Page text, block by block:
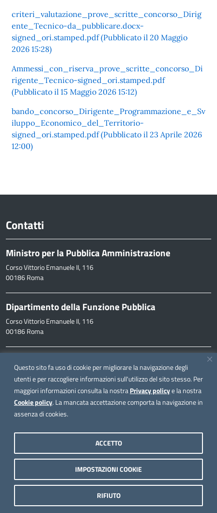
Questo sito fa uso di cookie per migliorare la navigazione degli
utenti e per raccogliere informazioni sull'utilizzo del sito stesso. Per
maggiori informazioni consulta la nostraPrivacy policye la nostra
Cookie policy. La mancata accettazione comporta la navigazione in
assenza di cookies.
IMPOSTAZIONI COOKIE
RIFIUTO
ACCETTO
criteri_valutazione_prove_scritte_concorso_Dirig
ente_Tecnico-da_pubblicare.docx-
signed_ori.stamped.pdf (Pubblicato il 20 Maggio
2026 15:28)
Ammessi_con_riserva_prove_scritte_concorso_Di
rigente_Tecnico-signed_ori.stamped.pdf
(Pubblicato il 15 Maggio 2026 15:12)
bando_concorso_Dirigente_Programmazione_e_Sv
iluppo_Economico_del_Territorio-
signed_ori.stamped.pdf (Pubblicato il 23 Aprile 2026
12:00)
Contatti
Ministro per la Pubblica Amministrazione
Corso Vittorio Emanuele II, 116
00186 Roma
Dipartimento della Funzione Pubblica
Corso Vittorio Emanuele II, 116
00186 Roma
inpa@funzionepubblica.it
FAQ
FAQ – Domande e risposte
Seguici su
Note legali